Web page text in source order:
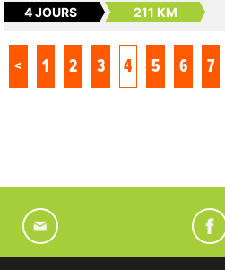
4 JOURS 211 KM
< 1 2 3 4 5 6 7